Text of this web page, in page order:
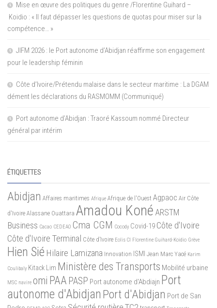
Mise en œuvre des politiques du genre /Florentine Guihard –
Koidio : « Il faut dépasser les questions de quotas pour miser sur la
compétence… »
JIFM 2026 : le Port autonome d’Abidjan réaffirme son engagement
pour le leadership féminin
Côte d’Ivoire/Prétendu malaise dans le secteur maritime : La DGAM
dément les déclarations du RASMOMM (Communiqué)
Port autonome d’Abidjan : Traoré Kassoum nommé Directeur
général par intérim
ÉTIQUETTES
Abidjan Affaires maritimes Afrique Afrique de l'Ouest Agpaoc Air Côte
d'Ivoire Alassane Ouattara Amadou Koné ARSTM
Business Cacao CEDEAO Cma CGM Cocody Covid-19 Côte d'Ivoire
Côte d'Ivoire Terminal Côte d’Ivoire Eolis CI Florentine Guihard-Koidio Grève
Hien Sié Hilaire Lamizana Innovation ISMI Jean Marc Yacé Karim
Coulibaly Kitack Lim Ministère des Transports Mobilité urbaine
MSC navire omi PAA PASP Port autonome d'Abdiajn Port
autonome d'Abidjan Port d'Abidjan Port de San